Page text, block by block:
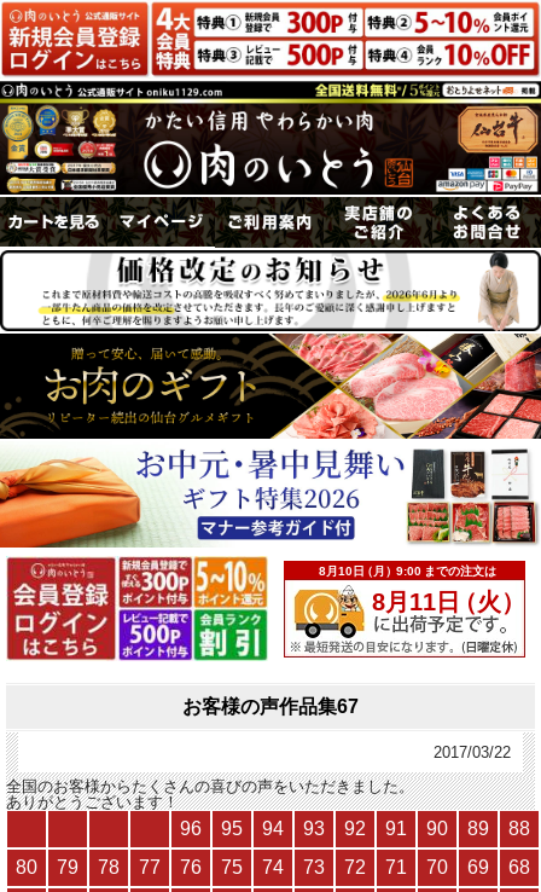
お客様の声作品集67
2017/03/22
全国のお客様からたくさんの喜びの声をいただきました。
ありがとうございます！